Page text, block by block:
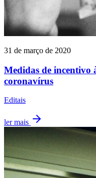
31 de março de 2020
Medidas de incentivo
coronavírus
Editais
ler mais